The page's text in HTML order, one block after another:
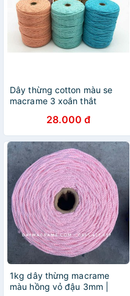
Dây thừng cotton màu se
macrame 3 xoắn thắt
28.000 đ
1kg dây thừng macrame
màu hồng vỏ đậu 3mm |